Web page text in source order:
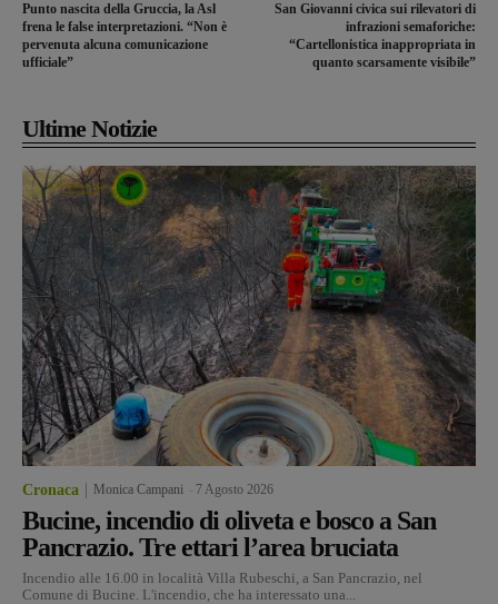
Punto nascita della Gruccia, la Asl
frena le false interpretazioni. “Non è
pervenuta alcuna comunicazione
ufficiale”
San Giovanni civica sui rilevatori di
infrazioni semaforiche:
“Cartellonistica inappropriata in
quanto scarsamente visibile”
Ultime Notizie
Cronaca Monica Campani 7 Agosto 2026
Bucine, incendio di oliveta e bosco a San
Pancrazio. Tre ettari l’area bruciata
Incendio alle 16.00 in località Villa Rubeschi, a San Pancrazio, nel
Comune di Bucine. L'incendio, che ha interessato una...